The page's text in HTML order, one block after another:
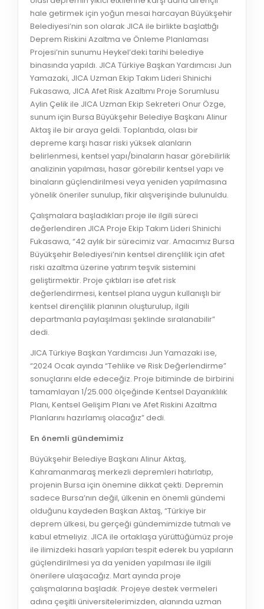
hale getirmek için yoğun mesai harcayan Büyükşehir
Belediyesi’nin son olarak JICA ile birlikte başlattığı
Deprem Riskini Azaltma ve Önleme Planlaması
Projesi’nin sunumu Heykel’deki tarihi belediye
binasında yapıldı. JICA Türkiye Başkan Yardımcısı Jun
Yamazaki, JICA Uzman Ekip Takım Lideri Shinichi
Fukasawa, JICA Afet Risk Azaltımı Proje Sorumlusu
Aylin Çelik ile JICA Uzman Ekip Sekreteri Onur Özge,
sunum için Bursa Büyükşehir Belediye Başkanı Alinur
Aktaş ile bir araya geldi. Toplantıda, olası bir
depreme karşı hasar riski yüksek alanların
belirlenmesi, kentsel yapı/binaların hasar görebilirlik
analizinin yapılması, hasar görebilir kentsel yapı ve
binaların güçlendirilmesi veya yeniden yapılmasına
yönelik öneriler sunulup, fikir alışverişinde bulunuldu.
Çalışmalara başladıkları proje ile ilgili süreci
değerlendiren JICA Proje Ekip Takım Lideri Shinichi
Fukasawa, “42 aylık bir sürecimiz var. Amacımız Bursa
Büyükşehir Belediyesi’nin kentsel dirençlilik için afet
riski azaltma üzerine yatırım teşvik sistemini
geliştirmektir. Proje çıktıları ise afet risk
değerlendirmesi, kentsel plana uygun kullanışlı bir
kentsel dirençlilik planının oluşturulup, ilgili
departmanla paylaşılması şeklinde sıralanabilir”
dedi.
JICA Türkiye Başkan Yardımcısı Jun Yamazaki ise,
“2024 Ocak ayında “Tehlike ve Risk Değerlendirme”
sonuçlarını elde edeceğiz. Proje bitiminde de birbirini
tamamlayan 1/25.000 ölçeğinde Kentsel Dayanıklılık
Planı, Kentsel Gelişim Planı ve Afet Riskini Azaltma
Planlarını hazırlamış olacağız” dedi.
En önemli gündemimiz
Büyükşehir Belediye Başkanı Alinur Aktaş,
Kahramanmaraş merkezli depremleri hatırlatıp,
projenin Bursa için önemine dikkat çekti. Depremin
sadece Bursa’nın değil, ülkenin en önemli gündemi
olduğunu kaydeden Başkan Aktaş, “Türkiye bir
deprem ülkesi, bu gerçeği gündemimizde tutmalı ve
kabul etmeliyiz. JICA ile ortaklaşa yürüttüğümüz proje
ile ilimizdeki hasarlı yapıları tespit ederek bu yapıların
güçlendirilmesi ya da yeniden yapılması ile ilgili
önerilere ulaşacağız. Mart ayında proje
çalışmalarına başladık. Projeye destek vermeleri
adına çeşitli üniversitelerimizden, alanında uzman